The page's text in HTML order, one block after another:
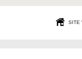
SITE